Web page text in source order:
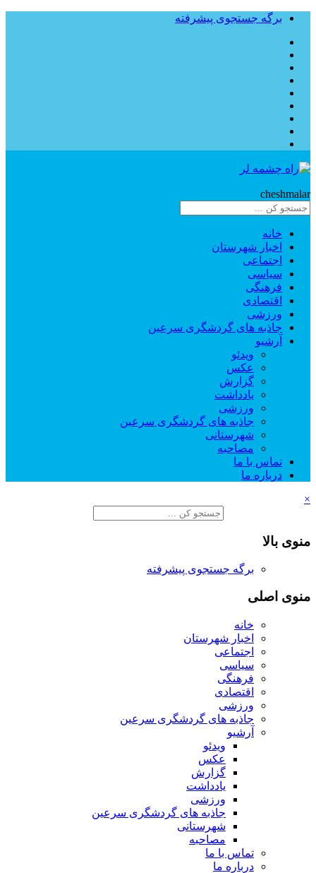
برگه جستجوی پیشرفته
cheshmalar
خانه
اخبار شهرستان
اجتماعی
سیاسی
فرهنگی
اقتصادی
ورزشی
جاذبه های گردشگری سرعین
آرشیو
ویدئو
عکس
گزارش
یادداشت
ورزشی
جاذبه های گردشگری سرعین
شهرستانی
مصاحبه
تماس با ما
درباره ما
×
منوی بالا
برگه جستجوی پیشرفته
منوی اصلی
خانه
اخبار شهرستان
اجتماعی
سیاسی
فرهنگی
اقتصادی
ورزشی
جاذبه های گردشگری سرعین
آرشیو
ویدئو
عکس
گزارش
یادداشت
ورزشی
جاذبه های گردشگری سرعین
شهرستانی
مصاحبه
تماس با ما
درباره ما